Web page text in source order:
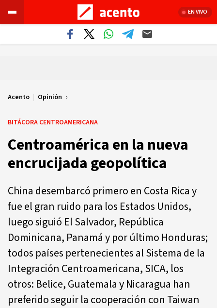
EN VIVO
Acento | Opinión
BITÁCORA CENTROAMERICANA
Centroamérica en la nueva
encrucijada geopolítica
China desembarcó primero en Costa Rica y
fue el gran ruido para los Estados Unidos,
luego siguió El Salvador, República
Dominicana, Panamá y por último Honduras;
todos países pertenecientes al Sistema de la
Integración Centroamericana, SICA, los
otros: Belice, Guatemala y Nicaragua han
preferido seguir la cooperación con Taiwan